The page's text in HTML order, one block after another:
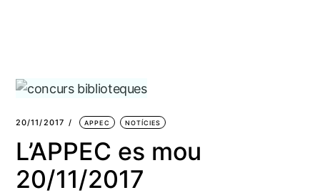
20/11/2017 APPEC NOTÍCIES
L’APPEC es mou
20/11/2017